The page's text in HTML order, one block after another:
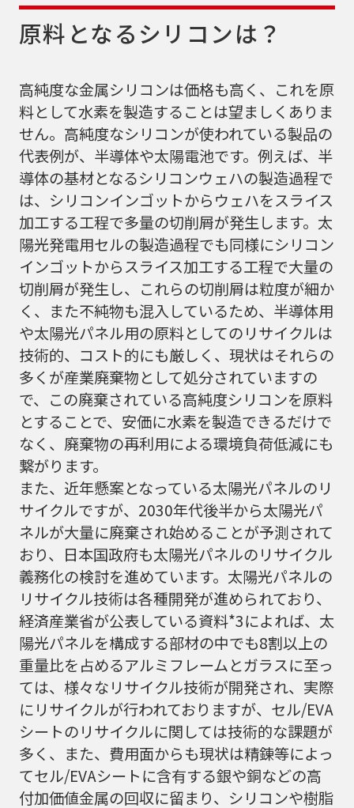
原料となるシリコンは？
高純度な金属シリコンは価格も高く、これを原
料として水素を製造することは望ましくありま
せん。高純度なシリコンが使われている製品の
代表例が、半導体や太陽電池です。例えば、半
導体の基材となるシリコンウェハの製造過程で
は、シリコンインゴットからウェハをスライス
加工する工程で多量の切削屑が発生します。太
陽光発電用セルの製造過程でも同様にシリコン
インゴットからスライス加工する工程で大量の
切削屑が発生し、これらの切削屑は粒度が細か
く、また不純物も混入しているため、半導体用
や太陽光パネル用の原料としてのリサイクルは
技術的、コスト的にも厳しく、現状はそれらの
多くが産業廃棄物として処分されていますの
で、この廃棄されている高純度シリコンを原料
とすることで、安価に水素を製造できるだけで
なく、廃棄物の再利用による環境負荷低減にも
繋がります。
また、近年懸案となっている太陽光パネルのリ
サイクルですが、2030年代後半から太陽光パ
ネルが大量に廃棄され始めることが予測されて
おり、日本国政府も太陽光パネルのリサイクル
義務化の検討を進めています。太陽光パネルの
リサイクル技術は各種開発が進められており、
経済産業省が公表している資料*3によれば、太
陽光パネルを構成する部材の中でも8割以上の
重量比を占めるアルミフレームとガラスに至っ
ては、様々なリサイクル技術が開発され、実際
にリサイクルが行われておりますが、セル/EVA
シートのリサイクルに関しては技術的な課題が
多く、また、費用面からも現状は精錬等によっ
てセル/EVAシートに含有する銀や銅などの高
付加価値金属の回収に留まり、シリコンや樹脂